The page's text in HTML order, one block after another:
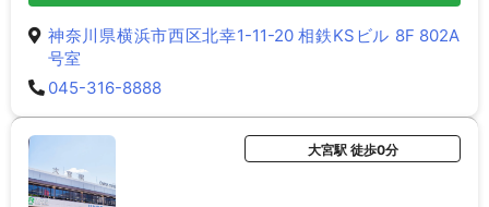
神奈川県横浜市西区北幸1-11-20 相鉄KSビル 8F 802A
号室
045-316-8888
大宮駅 徒歩0分